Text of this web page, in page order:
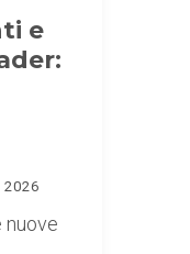
e
nuove